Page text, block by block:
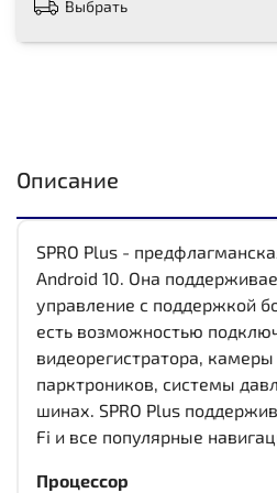
Выбрать
Описание
SPRO Plus -
Android 10. Она
управление с поддержкой
есть возможностью
видеорегистратора, камеры
парктроников, системы
шинах. SPRO Plus
Fi и все популярные
Процессор